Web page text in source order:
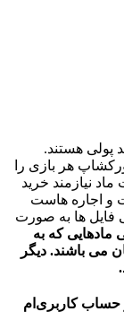
پولی هستند.
هر بازی را
ماد نیازمند خرید
و اجاره هاست
فایل ها به صورت
مادهایی که به
می باشند. دیگر
حساب‌ کاربری‌ام